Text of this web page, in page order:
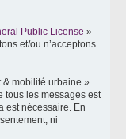
Public License »
et/ou n’acceptons
mobilité urbaine »
tous les messages est
est nécessaire. En
ni